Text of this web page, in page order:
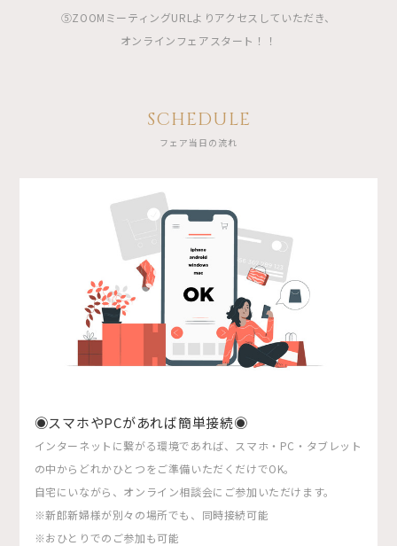
⑤ZOOMミーティングURLよりアクセスしていただき、
オンラインフェアスタート！！
SCHEDULE
フェア当日の流れ
◉スマホやPCがあれば簡単接続◉
インターネットに繋がる環境であれば、スマホ・PC・タブレット
の中からどれかひとつをご準備いただくだけでOK。
自宅にいながら、オンライン相談会にご参加いただけます。
※新郎新婦様が別々の場所でも、同時接続可能
※おひとりでのご参加も可能